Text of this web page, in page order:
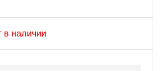
в наличии